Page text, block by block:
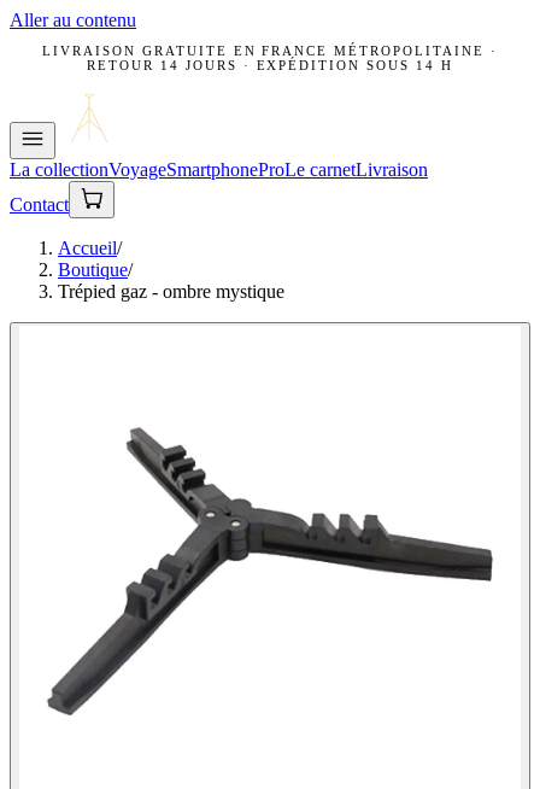
Aller au contenu
LIVRAISON GRATUITE EN FRANCE MÉTROPOLITAINE ·
RETOUR 14 JOURS · EXPÉDITION SOUS 14 H
La collectionVoyageSmartphoneProLe carnetLivraison
Contact
Accueil/
Boutique/
Trépied gaz - ombre mystique